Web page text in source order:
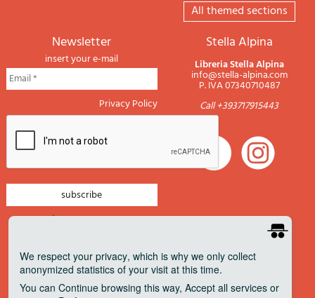
All themed sections
newsletter
insert your e-mail
Privacy Policy
newsletter travels
newsletter military
Stella Alpina
Libreria Stella Alpina
info@stella-alpina.com
P. IVA 07340710487
Call +393717915443
We respect your privacy, which is why we only collect
anonymized statistics of your visit at this time.
You can Continue browsing this way, Accept all services or